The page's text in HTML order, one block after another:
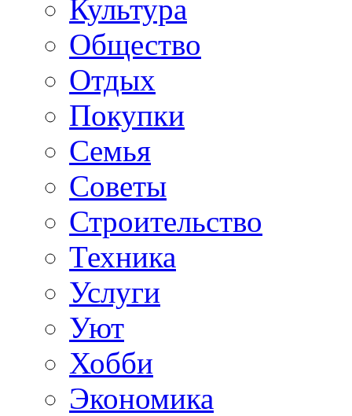
Культура
Общество
Отдых
Покупки
Семья
Советы
Строительство
Техника
Услуги
Уют
Хобби
Экономика